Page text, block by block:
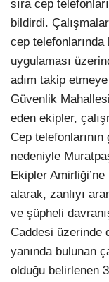
sıra cep
bildirdi.
cep telefonlarında
uygulaması
adım takip
Güvenlik
eden ekipler,
Cep
nedeniyle
Ekipler
alarak, zanlıyı
ve şüpheli
Caddesi üzerinde
yanında bulunan
olduğu belirlenen